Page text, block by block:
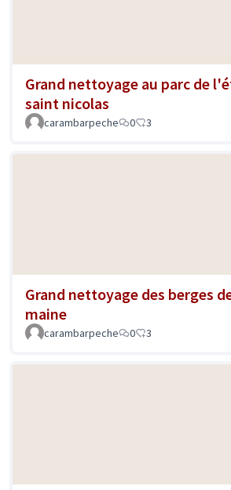
Grand nettoyage au parc de
saint nicolas
carambarpeche 0 3
Grand nettoyage des berges
maine
carambarpeche 0 3